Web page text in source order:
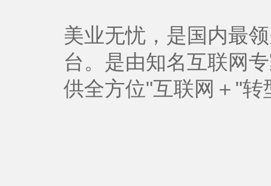
美业无忧，是国内最
台。是由知名互联网
供全方位"互联网＋"